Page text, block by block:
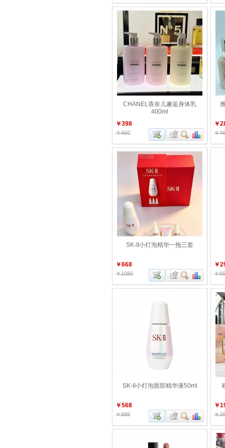
CHANEL香奈儿邂逅身体乳
400ml
￥398
￥650
￥
￥
SK-II小灯泡精华一拖三套
￥668
￥1080
￥
￥
SK-II小灯泡面部精华液50ml
￥568
￥889
￥
￥